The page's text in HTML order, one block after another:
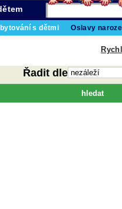
s dětmi Oslavy
Řadit dle